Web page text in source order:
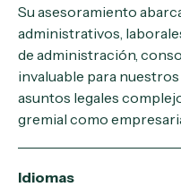
Su asesoramiento
administrativos,
de administración,
invaluable para
asuntos legales
gremial como
Idiomas